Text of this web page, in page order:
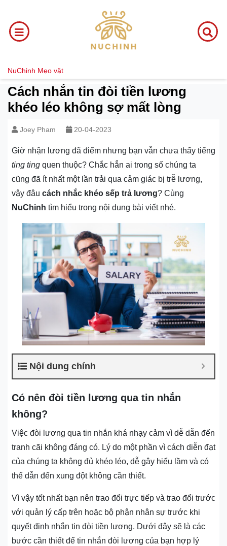
NuChinh Mẹo vặt
Cách nhắn tin đòi tiền lương
khéo léo không sợ mất lòng
Joey Pham 20-04-2023
Giờ nhận lương đã điểm nhưng bạn vẫn chưa thấy tiếng
ting ting quen thuộc? Chắc hẳn ai trong số chúng ta
cũng đã ít nhất một lần trải qua cảm giác bị trễ lương,
vậy đâu cách nhắc khéo sếp trả lương? Cùng
NuChinh tìm hiểu trong nội dung bài viết nhé.
Nội dung chính
Có nên đòi tiền lương qua tin nhắn
không?
Việc đòi lương qua tin nhắn khá nhạy cảm vì dễ dẫn đến
tranh cãi không đáng có. Lý do một phần vì cách diễn đạt
của chúng ta không đủ khéo léo, dễ gây hiểu lầm và có
thể dẫn đến xung đột không cần thiết.
Vì vậy tốt nhất bạn nên trao đổi trực tiếp và trao đổi trước
với quản lý cấp trên hoặc bộ phận nhân sự trước khi
quyết định nhắn tin đòi tiền lương. Dưới đây sẽ là các
bước cần thiết để tin nhắn đòi lương của bạn hợp lý